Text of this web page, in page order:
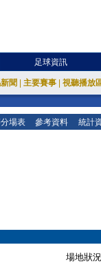
足球資訊
聞 主要賽事 視聽播放
場表 參考資料 統計
場地狀